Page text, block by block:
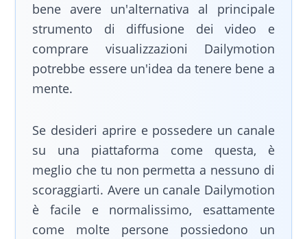
bene avere un'alternativa al principale
strumento di diffusione dei video e
comprare visualizzazioni Dailymotion
potrebbe essere un'idea da tenere bene a
mente.
Se desideri aprire e possedere un canale
su una piattaforma come questa, è
meglio che tu non permetta a nessuno di
scoraggiarti. Avere un canale Dailymotion
è facile e normalissimo, esattamente
come molte persone possiedono un